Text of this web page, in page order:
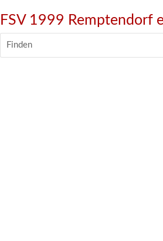
FSV 1999 Remptendorf
Finden